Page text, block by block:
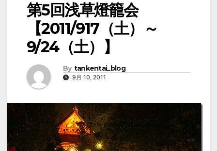
第5回浅草燈籠会
【2011/917（土）～
9/24（土）】
By tankentai_blog
9月 10, 2011